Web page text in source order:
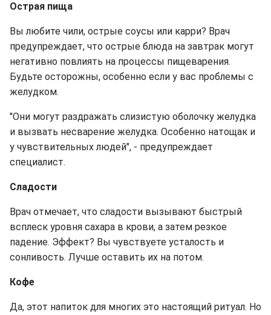
Острая пища
Вы любите чили, острые соусы или карри? Врач
предупреждает, что острые блюда на завтрак могут
негативно повлиять на процессы пищеварения.
Будьте осторожны, особенно если у вас проблемы с
желудком.
"Они могут раздражать слизистую оболочку желудка
и вызвать несварение желудка. Особенно натощак и
у чувствительных людей", - предупреждает
специалист.
Сладости
Врач отмечает, что сладости вызывают быстрый
всплеск уровня сахара в крови, а затем резкое
падение. Эффект? Вы чувствуете усталость и
сонливость. Лучше оставить их на потом.
Кофе
Да, этот напиток для многих это настоящий ритуал. Но